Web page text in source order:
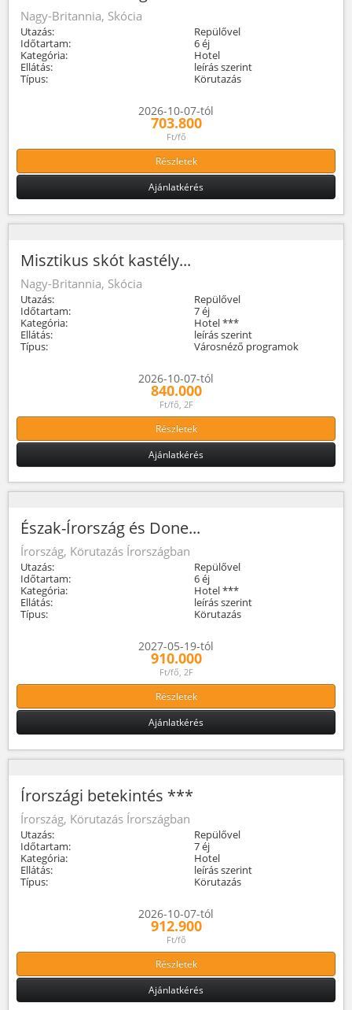
Nagy-Britannia, Skócia
Utazás:
Repülővel
Időtartam:
6 éj
Kategória:
Hotel
Ellátás:
leírás szerint
Típus:
Körutazás
2026-10-07-tól
703.800
Ft/fő
Részletek
Ajánlatkérés
Misztikus skót kastély...
Nagy-Britannia, Skócia
Utazás:
Repülővel
Időtartam:
7 éj
Kategória:
Hotel ***
Ellátás:
leírás szerint
Típus:
Városnéző programok
2026-10-07-tól
840.000
Ft/fő, 2F
Részletek
Ajánlatkérés
Észak-Írország és Done...
Írország, Körutazás Írországban
Utazás:
Repülővel
Időtartam:
6 éj
Kategória:
Hotel ***
Ellátás:
leírás szerint
Típus:
Körutazás
2027-05-19-tól
910.000
Ft/fő, 2F
Részletek
Ajánlatkérés
Írországi betekintés ***
Írország, Körutazás Írországban
Utazás:
Repülővel
Időtartam:
7 éj
Kategória:
Hotel
Ellátás:
leírás szerint
Típus:
Körutazás
2026-10-07-tól
912.900
Ft/fő
Részletek
Ajánlatkérés